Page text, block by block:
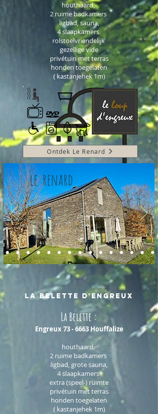
houthaard,
2 ruime badkamers
ligbad, sauna,
4 slaapkamers
rolstoelvriendelijk
gezellige vide
privétuin met terras
honden toegelaten
( kastanjehek 1m)
Ontdek Le Renard
le renard
LA BELETTE d'Engreux
La Belette :
Engreux 73 - 6663Houffalize
houthaard,
2 ruime badkamers
ligbad, grote sauna,
4 slaapkamers
extra (speel-) ruimte
privétuin met terras
honden toegelaten
( kastanjehek 1m)